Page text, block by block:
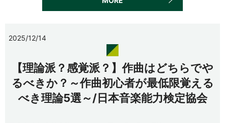
2025/12/14
【理論派？感覚派？】作曲はどちらでや
るべきか？～作曲初心者が最低限覚える
べき理論5選～/日本音楽能力検定協会